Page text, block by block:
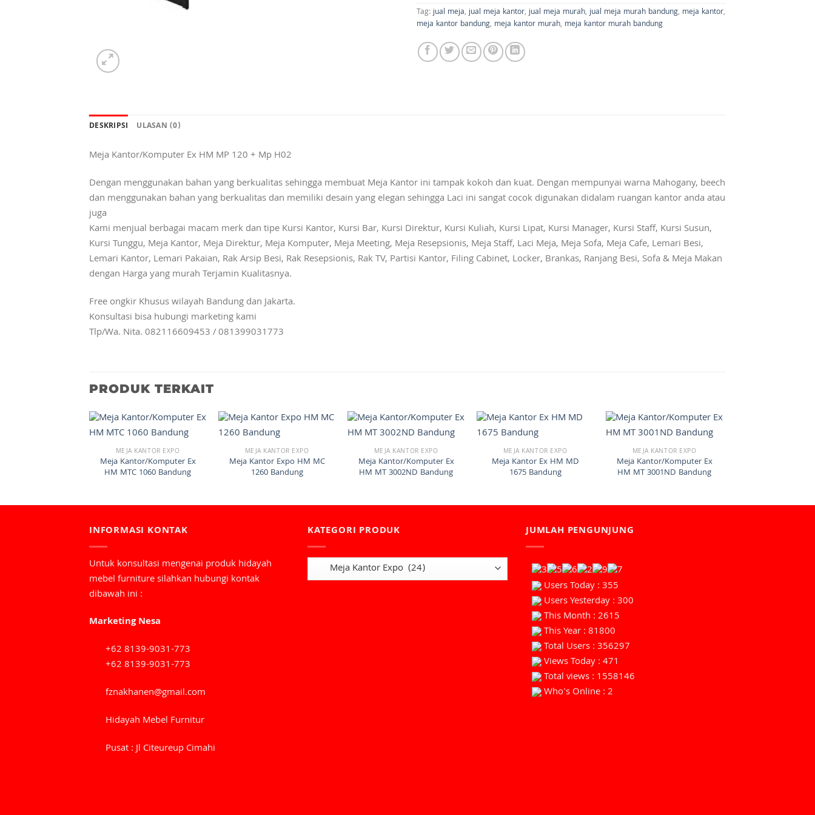
Tag:jual meja,jual meja kantor,jual meja murah,jual meja murah bandung, meja kantor,
meja kantor bandung, meja kantor murah, meja kantor murah bandung
DESKRIPSI ULASAN (0)
Meja Kantor/Komputer Ex HM MP 120 + Mp H02
Dengan menggunakan bahan yang berkualitas sehingga membuat Meja Kantor ini tampak kokoh dan kuat. Dengan mempunyai warna Mahogany, beech
dan menggunakan bahan yang berkualitas dan memiliki desain yang elegan sehingga Laci ini sangat cocok digunakan didalam ruangan kantor anda atau
juga
Kami menjual berbagai macam merk dan tipe Kursi Kantor, Kursi Bar, Kursi Direktur, Kursi Kuliah, Kursi Lipat, Kursi Manager, Kursi Staff, Kursi Susun,
Kursi Tunggu, Meja Kantor, Meja Direktur, Meja Komputer, Meja Meeting, Meja Resepsionis, Meja Staff, Laci Meja, Meja Sofa, Meja Cafe, Lemari Besi,
Lemari Kantor, Lemari Pakaian, Rak Arsip Besi, Rak Resepsionis, Rak TV, Partisi Kantor, Filing Cabinet, Locker, Brankas, Ranjang Besi, Sofa & Meja Makan
dengan Harga yang murah Terjamin Kualitasnya.
Free ongkir Khusus wilayah Bandung dan Jakarta.
Konsultasi bisa hubungi marketing kami
Tlp/Wa. Nita. 082116609453 / 081399031773
PRODUK TERKAIT
MEJA KANTOR EXPO
Meja Kantor/Komputer Ex
HM MTC 1060 Bandung
MEJA KANTOR EXPO
Meja Kantor Expo HM MC
1260 Bandung
MEJA KANTOR EXPO
Meja Kantor/Komputer Ex
HM MT 3002ND Bandung
MEJA KANTOR EXPO
Meja Kantor Ex HM MD
1675 Bandung
MEJA KANTOR EXPO
Meja Kantor/Komputer Ex
HM MT 3001ND Bandung
INFORMASI KONTAK
Untuk konsultasi mengenai produk hidayah
mebel furniture silahkan hubungi kontak
dibawah ini :
Marketing Nesa
+62 8139-9031-773
+62 8139-9031-773
fznakhanen@gmail.com
Hidayah Mebel Furnitur
Pusat : Jl Citeureup Cimahi
KATEGORI PRODUK JUMLAH PENGUNJUNG
Users Today : 355
Users Yesterday : 300
This Month : 2615
This Year : 81800
Total Users : 356297
Views Today : 471
Total views : 1558146
Who's Online : 2